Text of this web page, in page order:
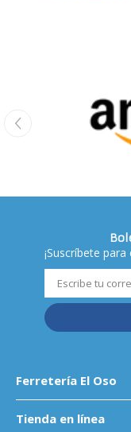
¡Suscríbete
Ferretería El Oso
Tienda en línea